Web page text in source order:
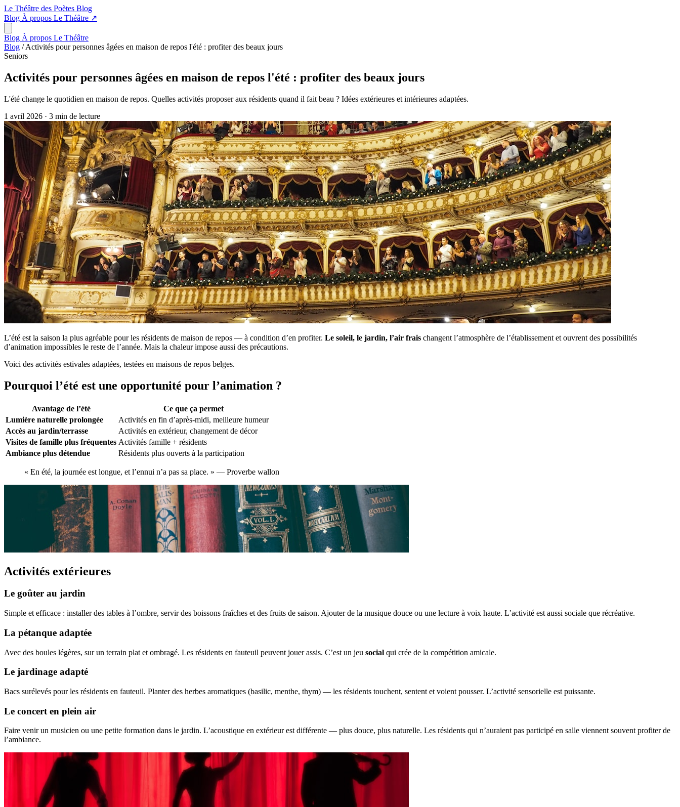
Le Théâtre des Poètes Blog
Blog À propos Le Théâtre ↗
Blog À propos Le Théâtre
Blog / Activités pour personnes âgées en maison de repos l'été : profiter des beaux jours
Seniors
Activités pour personnes âgées en maison de repos l'été : profiter des beaux jours
L'été change le quotidien en maison de repos. Quelles activités proposer aux résidents quand il fait beau ? Idées extérieures et intérieures adaptées.
1 avril 2026 · 3 min de lecture
L’été est la saison la plus agréable pour les résidents de maison de repos — à condition d’en profiter. Le soleil, le jardin, l’air frais changent l’atmosphère de l’établissement et ouvrent des possibilités
d’animation impossibles le reste de l’année. Mais la chaleur impose aussi des précautions.
Voici des activités estivales adaptées, testées en maisons de repos belges.
Pourquoi l’été est une opportunité pour l’animation ?
Avantage de l’été
Ce que ça permet
Lumière naturelle prolongée
Activités en fin d’après-midi, meilleure humeur
Accès au jardin/terrasse
Activités en extérieur, changement de décor
Visites de famille plus fréquentes Activités famille + résidents
Ambiance plus détendue
Résidents plus ouverts à la participation
« En été, la journée est longue, et l’ennui n’a pas sa place. » — Proverbe wallon
Activités extérieures
Le goûter au jardin
Simple et efficace : installer des tables à l’ombre, servir des boissons fraîches et des fruits de saison. Ajouter de la musique douce ou une lecture à voix haute. L’activité est aussi sociale que récréative.
La pétanque adaptée
Avec des boules légères, sur un terrain plat et ombragé. Les résidents en fauteuil peuvent jouer assis. C’est un jeu social qui crée de la compétition amicale.
Le jardinage adapté
Bacs surélevés pour les résidents en fauteuil. Planter des herbes aromatiques (basilic, menthe, thym) — les résidents touchent, sentent et voient pousser. L’activité sensorielle est puissante.
Le concert en plein air
Faire venir un musicien ou une petite formation dans le jardin. L’acoustique en extérieur est différente — plus douce, plus naturelle. Les résidents qui n’auraient pas participé en salle viennent souvent profiter de
l’ambiance.